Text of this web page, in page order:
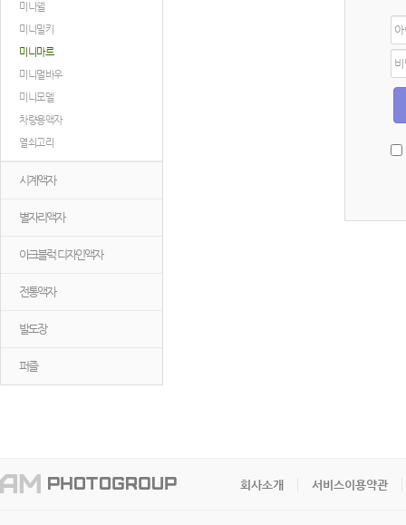
미니쉘
미니밀키
미니마르
미니멀바우
미니모델
차량용액자
열쇠고리
시계액자
별자리액자
아크블럭 디자인액자
전통액자
발도장
퍼즐
디
번
회사소개 서비스이용약관